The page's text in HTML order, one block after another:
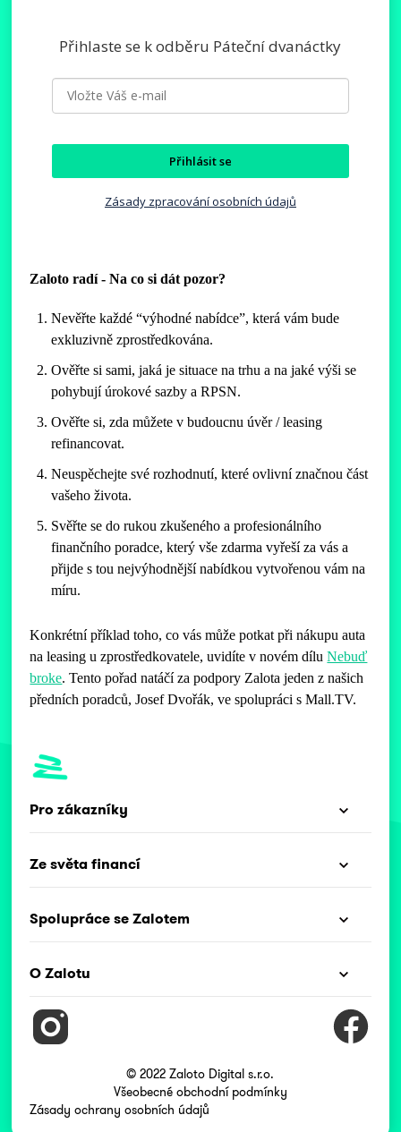
Přihlaste se k odběru Páteční dvanáctky
Přihlásit se
Zásady zpracování osobních údajů
Zaloto radí - Na co si dát pozor?
Nevěřte každé “výhodné nabídce”, která vám bude
exkluzivně zprostředkována.
Ověřte si sami, jaká je situace na trhu a na jaké výši se
pohybují úrokové sazby a RPSN.
Ověřte si, zda můžete v budoucnu úvěr / leasing
refinancovat.
Neuspěchejte své rozhodnutí, které ovlivní značnou část
vašeho života.
Svěřte se do rukou zkušeného a profesionálního
finančního poradce, který vše zdarma vyřeší za vás a
přijde s tou nejvýhodnější nabídkou vytvořenou vám na
míru.
Konkrétní příklad toho, co vás může potkat při nákupu auta
na leasing u zprostředkovatele, uvidíte v novém díluNebuď
broke. Tento pořad natáčí za podpory Zalota jeden z našich
předních poradců, Josef Dvořák, ve spolupráci s Mall.TV.
Pro zákazníky
Ze světa financí
Spolupráce se Zalotem
O Zalotu
© 2022 Zaloto Digital s.r.o.
Všeobecné obchodní podmínky
Zásady ochrany osobních údajů